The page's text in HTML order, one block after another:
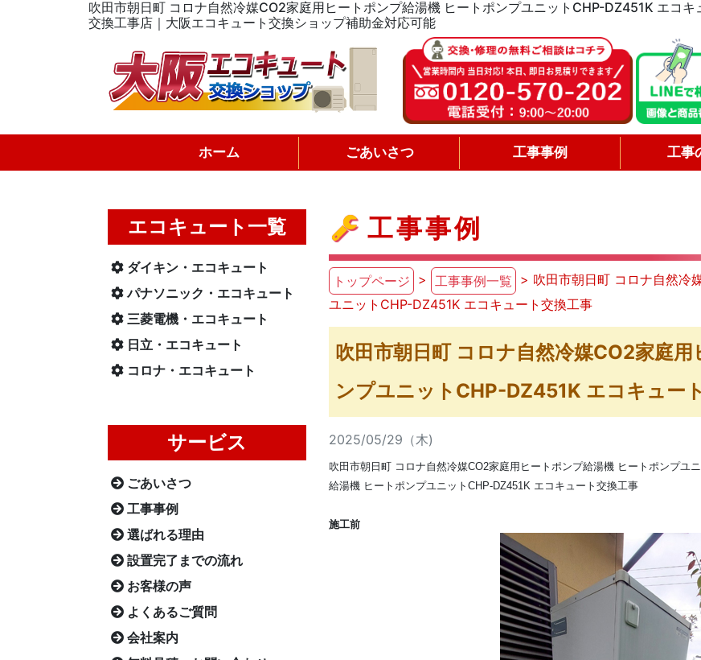
吹田市朝日町 コロナ自然冷媒CO2家庭用ヒートポンプ給湯機 ヒートポンプユニットCHP-DZ451K エコ
交換工事店｜大阪エコキュート交換ショップ補助金対応可能
ホーム ごあいさつ 工事事例 工事
エコキュート一覧
ダイキン・エコキュート
パナソニック・エコキュート
三菱電機・エコキュート
日立・エコキュート
コロナ・エコキュート
サービス
ごあいさつ
工事事例
選ばれる理由
設置完了までの流れ
お客様の声
よくあるご質問
会社案内
工事事例
トップページ > 工事事例一覧 > 吹田市朝日町 コロナ自然冷
ユニットCHP-DZ451K エコキュート交換工事
吹田市朝日町 コロナ自然冷媒CO2家庭
ンプユニットCHP-DZ451K エコキュー
2025/05/29（木)
吹田市朝日町 コロナ自然冷媒CO2家庭用ヒートポンプ給湯機 ヒートポンプ
給湯機 ヒートポンプユニットCHP-DZ451K エコキュート交換工事
施工前